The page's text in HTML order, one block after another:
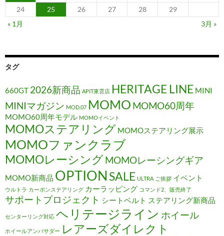
24
25 26 27 28
29
« 1月
3月 »
タグ
660GT 2026新商品 APIT東雲店 HERITAGE LINE MINI
MINIマガジン MOD.07 MOMO MOMO60周年
MOMO60周年モデル MOMOイベント
MOMOステアリング MOMOステアリング展示
MOMOファンクラブ
MOMOレーシングMOMOレーシングギア
MOMO新商品 OPTION SALE ULTRA ご挨拶 イベント
ウルトラ カーボンステアリング カーラッピング コマンド2、販売終了
サポートプロジェクト シートベルト ステアリング新商品
センターリング対応 ヘリテージライン ホイール
ホイールアンバサダー レアーズダイレクト